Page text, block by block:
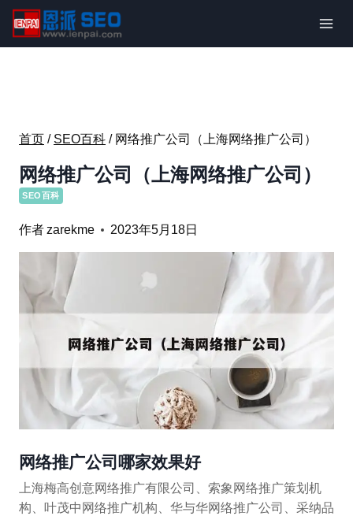
内
首页 / SEO百科 / 网络推广公司（上海网络推广公司）
网络推广公司（上海网络推广公司）
SEO百科
作者zarekme 2023年5月18日
网络推广公司哪家效果好
上海梅高创意网络推广有限公司、索象网络推广策划机
构、叶茂中网络推广机构、华与华网络推广公司、采纳品